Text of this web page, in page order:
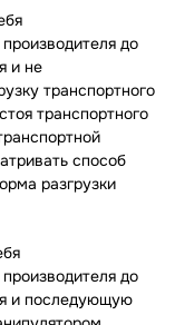
до
и не
транспортного
транспортного
способ
разгрузки
до
и последующую